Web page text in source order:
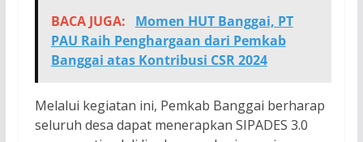
BACA JUGA:
Momen HUT Banggai, PT
PAU Raih Penghargaan dari Pemkab
Banggai atas Kontribusi CSR 2024
Melalui kegiatan ini, Pemkab Banggai berharap
seluruh desa dapat menerapkan SIPADES 3.0